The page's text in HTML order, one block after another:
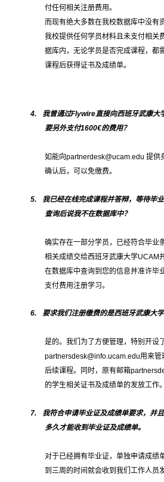
付任何相关注册费用。
而现有绝大多数在我校数据库中没有
我校提供任何学员材料且未支付相关
据库内，无论学员是否完成课程，都
课程后获得证书及成绩单。
4. 我曾通过Flywire直接向西班牙武康大
要另外支付1600€的费用？
如能向partnerdesk@ucam.edu 提供
确认后，可以免缴费。
5.
我已经在线完成课程并答辩，等待毕
查询后说我不在数据库中？
确实存在一部分学员，已经符合毕业
相关成绩交给西班牙武康大学UCAM
在数据库中查询到您的信息并准许毕
支付费用注册学习。
6. 要求我们注册缴费的是西班牙武康大学
是的。我们为了方便管理，特别开设
partnersdesk@info.ucam.edu用来管
后续课程。同时，原有邮箱
的学生相关证书及成绩单的发放工作。
7.
我符合申请毕业证及成绩单要求，并
多久才能收到毕业证及成绩单。
对于已经拥有毕业证，单独申请成绩
到三周的时间就会收到我们工作人员